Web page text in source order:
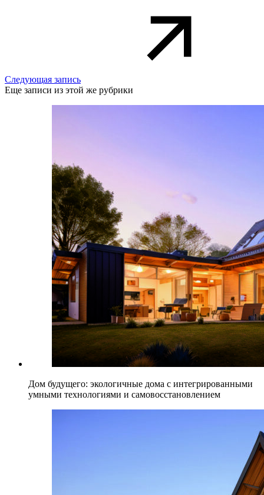
Следующая запись
Еще записи из этой же рубрики
Дом будущего: экологичные дома с интегрированными
умными технологиями и самовосстановлением